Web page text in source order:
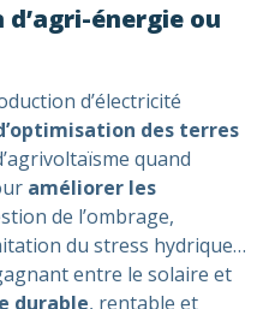
énergie ou
d’électricité
des terres
quand
améliorer les
de l’ombrage,
du stress hydrique…
entre le solaire et
durable, rentable et